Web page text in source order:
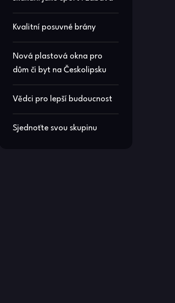
Kvalitní posuvné brány
Nová plastová okna pro
dům či byt na Českolipsku
Vědci pro lepší budoucnost
Sjednoťte svou skupinu